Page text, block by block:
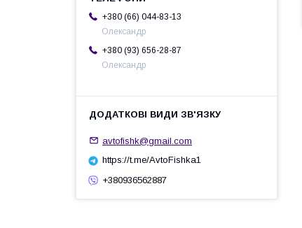
+380 (66) 044-83-13
Олександр
+380 (93) 656-28-87
Олександр
avtofishk@gmail.com
https://t.me/AvtoFishka1
+380936562887